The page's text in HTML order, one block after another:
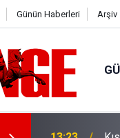
Günün Haberleri Arşiv